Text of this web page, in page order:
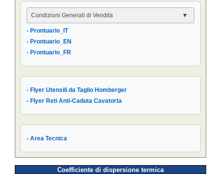
Condizioni Generali di Vendita
- Condizioni Generali
- Condizioni di Vendita AIPPEG
- Prontuario_IT
- Prontuario_IT
- Prontuario_EN
- Prontuario_FR
- Flyer Utensili da Taglio Homberger
- Flyer Reti Anti-Caduta Cavatorta
- Area Tecnica
Coefficiente di dispersione termica